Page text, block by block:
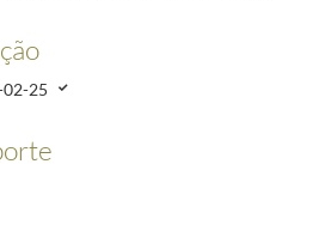
para divulgação pela RDPI. Lisboa, 19 de Dezembro
25